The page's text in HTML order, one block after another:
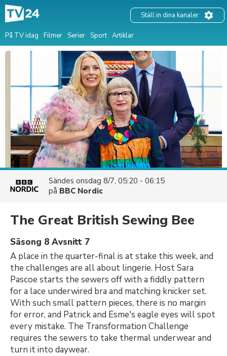
På TV idag Filmer Serier Sport Artiklar
Ställ in dina kanaler
Sändes onsdag 8/7, 05:20 - 06:15
på BBC Nordic
The Great British Sewing Bee
Säsong 8 Avsnitt 7
A place in the quarter-final is at stake this week, and
the challenges are all about lingerie. Host Sara
Pascoe starts the sewers off with a fiddly pattern
for a lace underwired bra and matching knicker set.
With such small pattern pieces, there is no margin
for error, and Patrick and Esme's eagle eyes will spot
every mistake. The Transformation Challenge
requires the sewers to take thermal underwear and
turn it into daywear.